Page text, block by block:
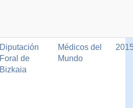
Diputación
Foral de
Bizkaia
Médicos del
Mundo